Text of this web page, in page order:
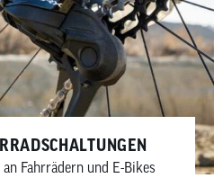
Fahrrädern und E-Bikes